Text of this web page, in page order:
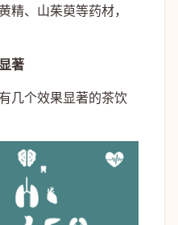
精、山茱萸等药材，
著
几个效果显著的茶饮